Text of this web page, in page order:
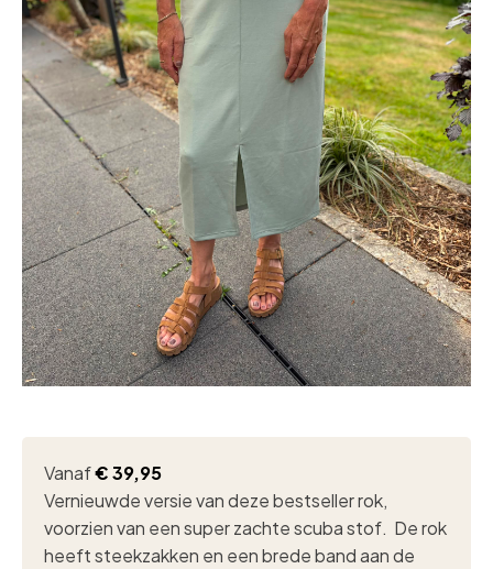
Vanaf€39,95
Vernieuwde versie van deze bestseller rok,
voorzien van een super zachte scuba stof. De rok
heeft steekzakken en een brede band aan de